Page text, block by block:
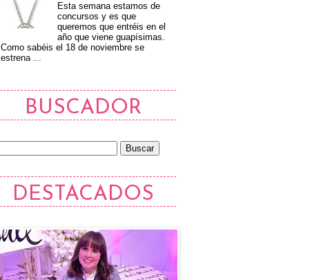
Esta semana estamos de
concursos y es que
queremos que entréis en el
año que viene guapísimas.
Como sabéis el 18 de noviembre se
estrena ...
BUSCADOR
DESTACADOS